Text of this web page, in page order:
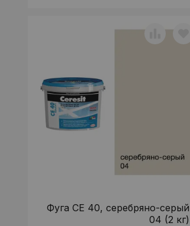
Фуга CE 40, серебряно-серый
04 (2 кг)